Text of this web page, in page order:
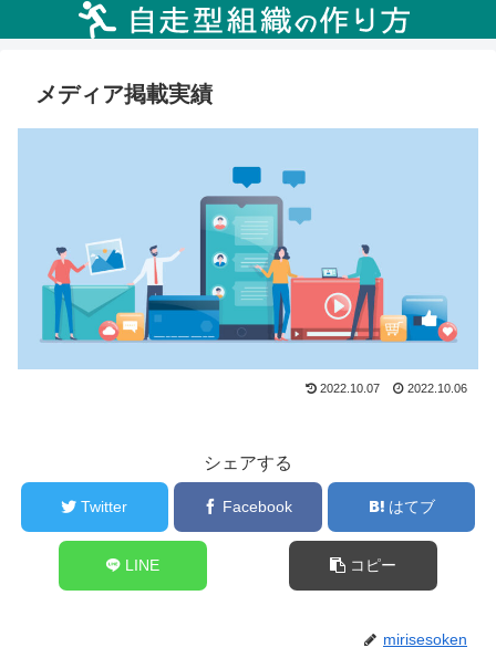
メディア掲載実績
2022.10.07 2022.10.06
シェアする
Twitter Facebook はてブ
LINE コピー
mirisesoken